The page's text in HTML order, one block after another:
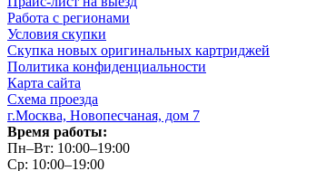
Работа с регионами
Условия скупки
Скупка новых оригинальных картриджей
Политика конфиденциальности
Карта сайта
Схема проезда
г.Москва, Новопесчаная, дом 7
Время работы:
Пн–Вт: 10:00–19:00
Ср: 10:00–19:00